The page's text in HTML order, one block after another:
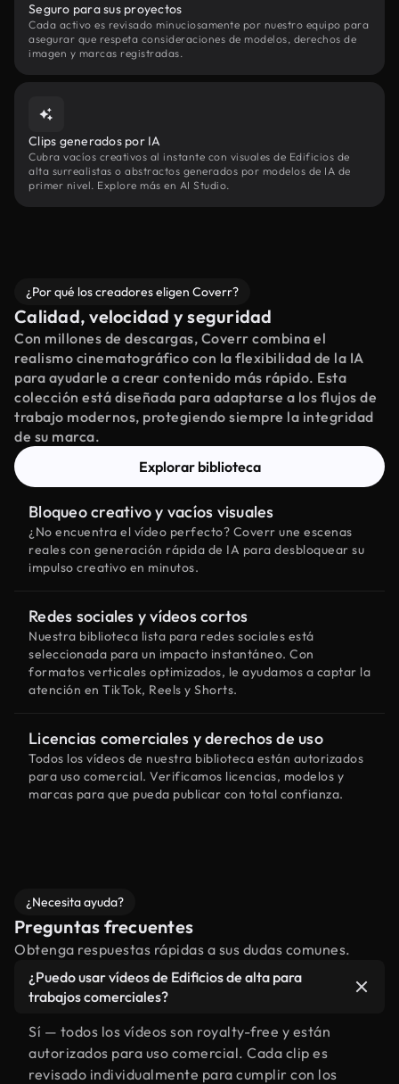
Seguro para sus proyectos
Cada activo es revisado minuciosamente por nuestro equipo para
asegurar que respeta consideraciones de modelos, derechos de
imagen y marcas registradas.
Clips generados por IA
Cubra vacíos creativos al instante con visuales de Edificios de
alta surrealistas o abstractos generados por modelos de IA de
primer nivel. Explore más en AI Studio.
¿Por qué los creadores eligen Coverr?
Calidad, velocidad y seguridad
Con millones de descargas, Coverr combina el
realismo cinematográfico con la flexibilidad de la IA
para ayudarle a crear contenido más rápido. Esta
colección está diseñada para adaptarse a los flujos de
trabajo modernos, protegiendo siempre la integridad
de su marca.
Explorar biblioteca
Bloqueo creativo y vacíos visuales
¿No encuentra el vídeo perfecto? Coverr une escenas
reales con generación rápida de IA para desbloquear su
impulso creativo en minutos.
Redes sociales y vídeos cortos
Nuestra biblioteca lista para redes sociales está
seleccionada para un impacto instantáneo. Con
formatos verticales optimizados, le ayudamos a captar la
atención en TikTok, Reels y Shorts.
Licencias comerciales y derechos de uso
Todos los vídeos de nuestra biblioteca están autorizados
para uso comercial. Verificamos licencias, modelos y
marcas para que pueda publicar con total confianza.
¿Necesita ayuda?
Preguntas frecuentes
Obtenga respuestas rápidas a sus dudas comunes.
¿Puedo usar vídeos de Edificios de alta para
trabajos comerciales?
Sí — todos los vídeos son royalty-free y están
autorizados para uso comercial. Cada clip es
revisado individualmente para cumplir con los